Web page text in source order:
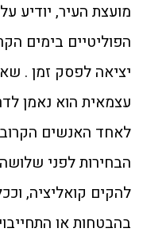
מועצת העיר, יודיע
הפוליטיים בימים
יציאה לפסק זמן .
עצמאית הוא נאמן
לאחד האנשים
הבחירות לפני
להקים קואליציה,
בהבטחות או